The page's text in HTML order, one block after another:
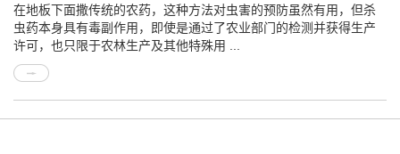
在地板下面撒传统的农药，这种方法对虫害的预防虽然有用，但杀
虫药本身具有毒副作用，即使是通过了农业部门的检测并获得生产
许可，也只限于农林生产及其他特殊用 ...